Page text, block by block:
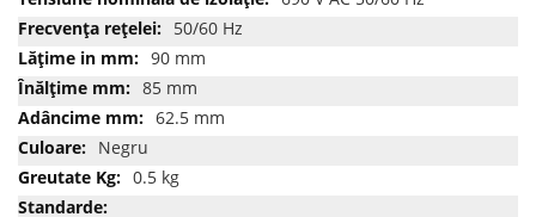
50/60 Hz
90 mm
85 mm
62.5 mm
Negru
0.5 kg